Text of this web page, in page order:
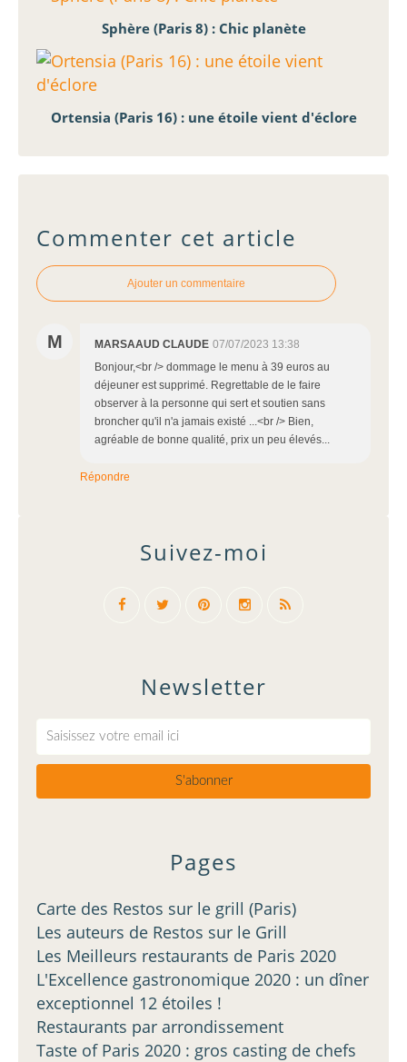
Sphère (Paris 8) : Chic planète
Ortensia (Paris 16) : une étoile vient d'éclore
Commenter cet article
Ajouter un commentaire
M MARSAAUD CLAUDE 07/07/2023 13:38
Bonjour,<br /> dommage le menu à 39 euros au
déjeuner est supprimé. Regrettable de le faire
observer à la personne qui sert et soutien sans
broncher qu'il n'a jamais existé ...<br /> Bien,
agréable de bonne qualité, prix un peu élevés...
Répondre
Newsletter
Pages
Carte des Restos sur le grill (Paris)
Les auteurs de Restos sur le Grill
Les Meilleurs restaurants de Paris 2020
L'Excellence gastronomique 2020 : un dîner
exceptionnel 12 étoiles !
Restaurants par arrondissement
Taste of Paris 2020 : gros casting de chefs
Suivez-moi